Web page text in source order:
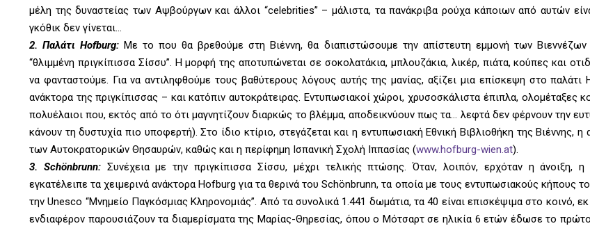
μέλη της δυναστείας των Αψβούργων και άλλοι “celebrities” – μάλιστα, τα πανάκριβα ρούχα κάποιων από αυτών
γκόθικ δεν γίνεται…
2. Παλάτι Hofburg: Με το που θα βρεθούμε στη Βιέννη, θα διαπιστώσουμε την απίστευτη εμμονή των
“θλιμμένη πριγκίπισσα Σίσσυ”. Η μορφή της αποτυπώνεται σε σοκολατάκια, μπλουζάκια, λικέρ, πιάτα, κούπες και
να φανταστούμε. Για να αντιληφθούμε τους βαθύτερους λόγους αυτής της μανίας, αξίζει μια επίσκεψη στο παλάτι
ανάκτορα της πριγκίπισσας – και κατόπιν αυτοκράτειρας. Εντυπωσιακοί χώροι, χρυσοσκάλιστα έπιπλα, ολομέταξες
πολυέλαιοι που, εκτός από το ότι μαγνητίζουν διαρκώς το βλέμμα, αποδεικνύουν πως τα… λεφτά δεν φέρνουν την
κάνουν τη δυστυχία πιο υποφερτή). Στο ίδιο κτίριο, στεγάζεται και η εντυπωσιακή Εθνική Βιβλιοθήκη της Βιέννης,
των Αυτοκρατορικών Θησαυρών, καθώς και η περίφημη Ισπανική Σχολή Ιππασίας (www.hofburg-wien.at).
3. Schönbrunn:Συνέχεια με την πριγκίπισσα Σίσσυ, μέχρι τελικής πτώσης. Όταν, λοιπόν, ερχόταν η άνοιξη, η
εγκατέλειπε τα χειμερινά ανάκτορα Hofburg για τα θερινά του Schönbrunn, τα οποία με τους εντυπωσιακούς κήπους
την Unesco “Μνημείο Παγκόσμιας Κληρονομιάς”. Από τα συνολικά 1.441 δωμάτια, τα 40 είναι επισκέψιμα στο κοινό,
ενδιαφέρον παρουσιάζουν τα διαμερίσματα της Μαρίας-Θηρεσίας, όπου ο Μότσαρτ σε ηλικία 6 ετών έδωσε το